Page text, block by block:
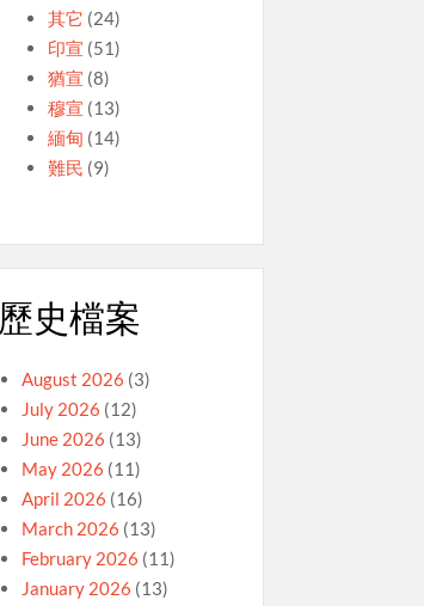
其它 (24)
印宣 (51)
猶宣 (8)
穆宣 (13)
緬甸 (14)
難民 (9)
歷史檔案
August 2026 (3)
July 2026 (12)
June 2026 (13)
May 2026 (11)
April 2026 (16)
March 2026 (13)
February 2026 (11)
January 2026 (13)